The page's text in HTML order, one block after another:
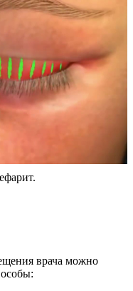
врача можно